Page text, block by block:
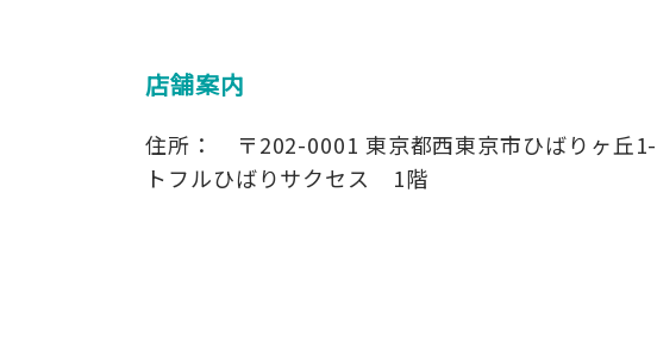
店舗案内
住所： 〒202-0001 東京都西東京市ひばりヶ丘
トフルひばりサクセス 1階